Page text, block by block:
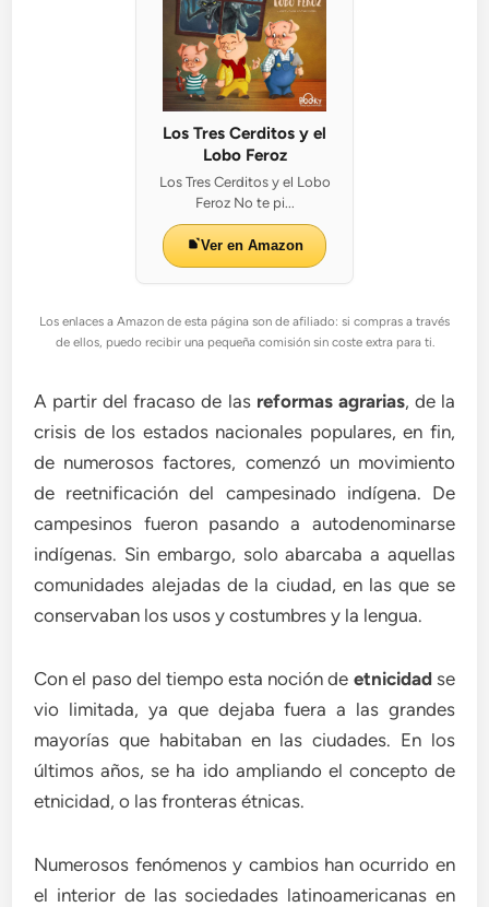
Los Tres Cerditos y el
Lobo Feroz
Los Tres Cerditos y el Lobo
Feroz No te pi...
Ver en Amazon
Los enlaces a Amazon de esta página son de afiliado: si compras a través
de ellos, puedo recibir una pequeña comisión sin coste extra para ti.
A partir del fracaso de las reformas agrarias, de la
crisis de los estados nacionales populares, en fin,
de numerosos factores, comenzó un movimiento
de reetnificación del campesinado indígena. De
campesinos fueron pasando a autodenominarse
indígenas. Sin embargo, solo abarcaba a aquellas
comunidades alejadas de la ciudad, en las que se
conservaban los usos y costumbres y la lengua.
Con el paso del tiempo esta noción de etnicidadse
vio limitada, ya que dejaba fuera a las grandes
mayorías que habitaban en las ciudades. En los
últimos años, se ha ido ampliando el concepto de
etnicidad, o las fronteras étnicas.
Numerosos fenómenos y cambios han ocurrido en
el interior de las sociedades latinoamericanas en